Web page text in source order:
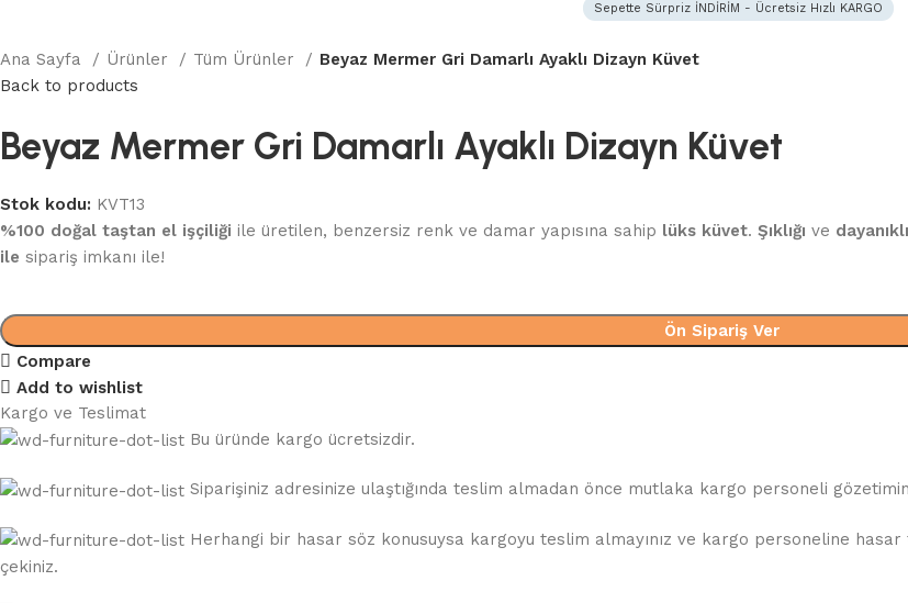
Sepette Sürpriz İNDİRİM - Ücretsiz Hızlı KARGO
Ana Sayfa Ürünler Tüm Ürünler
Beyaz Mermer Gri Damarlı Ayaklı Dizayn Küvet
Back to products
Beyaz Mermer Gri Damarlı Ayaklı Dizayn Küvet
Stok kodu: KVT13
%100 doğal taştan el işçiliği ile üretilen, benzersiz renk ve damar yapısına sahip lüks küvet.Şıklığı ve
ile sipariş imkanı ile!
Ön Sipariş Ver
Compare
Add to wishlist
Kargo ve Teslimat
Bu üründe kargo ücretsizdir.
Siparişiniz adresinize ulaştığında teslim almadan önce mutlaka kargo personeli
Herhangi bir hasar söz konusuysa kargoyu teslim almayınız ve kargo personeline hasar
çekiniz.